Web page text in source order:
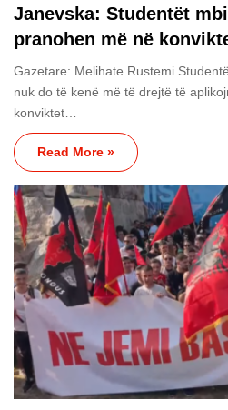
Janevska: Studentët
pranohen më në
Gazetare: Melihate Rustemi
nuk do të kenë më të drejtë të
konviktet…
Read More »